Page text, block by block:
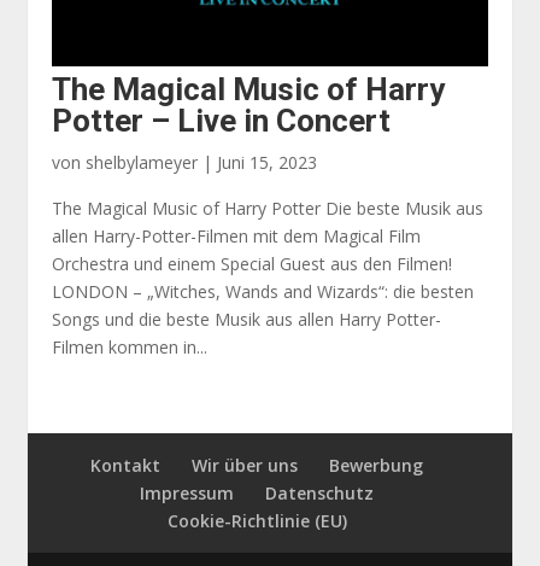
The Magical Music of Harry
Potter – Live in Concert
von shelbylameyer | Juni 15, 2023
The Magical Music of Harry Potter Die beste Musik aus
allen Harry-Potter-Filmen mit dem Magical Film
Orchestra und einem Special Guest aus den Filmen!
LONDON – „Witches, Wands and Wizards“: die besten
Songs und die beste Musik aus allen Harry Potter-
Filmen kommen in...
Kontakt Wir über uns
Bewerbung
Impressum
Datenschutz
Cookie-Richtlinie (EU)